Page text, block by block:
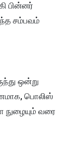
பின்னர்
சம்பவம்
ஒன்று
பொலிஸ்
நுழையும் வரை